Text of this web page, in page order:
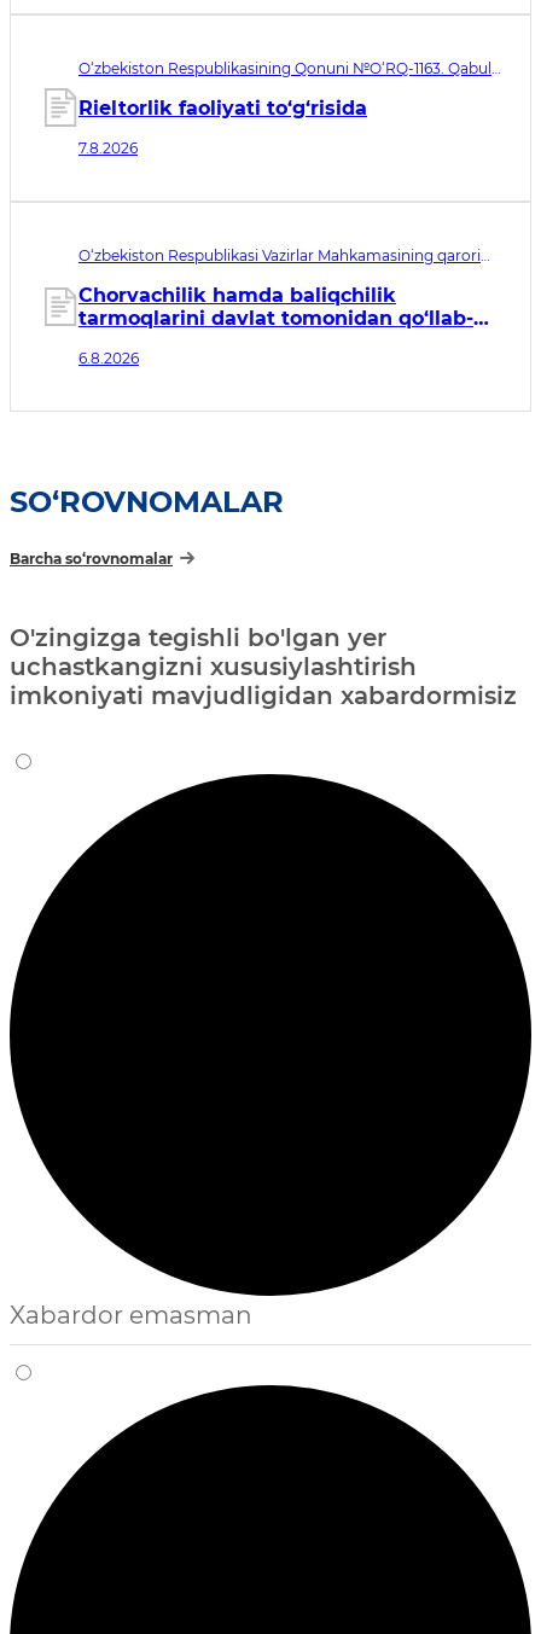
O‘zbekiston Respublikasining Qonuni №O‘RQ-1163. Qabul
Rieltorlik faoliyati to‘g‘risida
7.8.2026
O‘zbekiston Respublikasi Vazirlar Mahkamasining qarori
sanasi 07.08.2026
Chorvachilik hamda baliqchilik
tarmoqlarini davlat tomonidan qo‘llab-
tadbirlari to‘g‘risida
6.8.2026
SO‘ROVNOMALAR
Barcha so‘rovnomalar
O'zingizga tegishli bo'lgan yer
uchastkangizni xususiylashtirish
imkoniyati mavjudligidan xabardormisiz
Xabardor emasman